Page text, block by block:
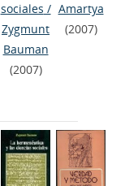
sociales /
Zygmunt
Bauman
(2007)
Amartya
(2007)